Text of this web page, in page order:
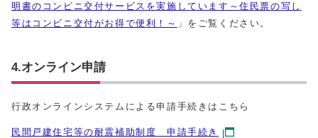
明書のコンビニ交付サービスを実施しています～住民票の写し
等はコンビニ交付がお得で便利！～ 」をご覧ください。
4.オンライン申請
行政オンラインシステムによる申請手続きはこちら
民間戸建住宅等の耐震補助制度 申請手続き